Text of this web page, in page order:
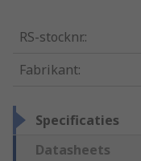
RS-stocknr.:
Fabrikant:
Specificaties
Datasheets